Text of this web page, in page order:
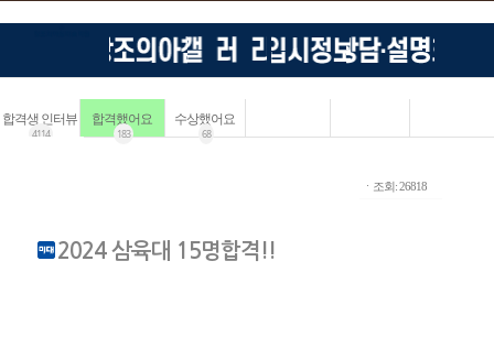
합격생 인터뷰
4114
합격했어요
183
수상했어요
68
ㆍ조회: 26818
2024 삼육대 15명합격!!